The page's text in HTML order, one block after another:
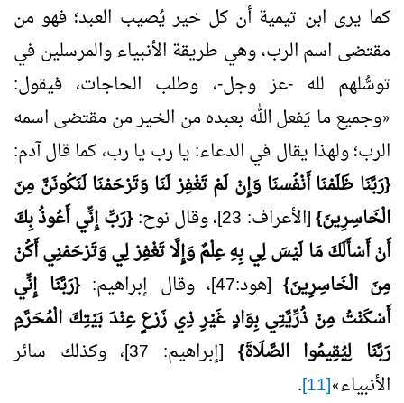
كما يرى ابن تيمية أن كل خير يُصيب العبد؛ فهو من
مقتضى اسم الرب، وهي طريقة الأنبياء والمرسلين في
توسُّلهم لله -عز وجل-، وطلب الحاجات، فيقول:
«وجميع ما يَفعل الله بعبده من الخير من مقتضى اسمه
الرب؛ ولهذا يقال في الدعاء: يا رب يا رب، كما قال آدم:
{رَبَّنَا ظَلَمْنَا أَنْفُسنَا وَإِنْ لَمْ تَغْفِرْ لَنَا وَتَرْحَمْنَا لَنَكُونَنَّ مِنَ
الْخَاسِرِينَ}[الأعراف: 23]، وقال نوح:
{رَبِّ إِنِّي أَعُوذُ بِكَ
أَنْ أَسْأَلَكَ مَا لَيْسَ لِي بِهِ عِلْمٌ وَإِلَّا تَغْفِرْ لِي وَتَرْحَمْنِي أَكُنْ
مِنَ الْخَاسِرِينَ} [هود:47]، وقال إبراهيم:
{رَبَّنَا إِنِّي
أَسْكَنْتُ مِنْ ذُرِّيَّتِي بِوَادٍ غَيْرِ ذِي زَرْعٍ عِنْدَ بَيْتِكَ الْمُحَرَّمِ
رَبَّنَا لِيُقِيمُوا الصَّلَاةَ}
[إبراهيم: 37]، وكذلك سائر
الأنبياء»
[11]
.